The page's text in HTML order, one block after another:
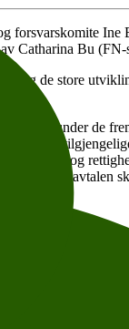
forsvarskomite
Catharina Bu (FN-
seg de store
beina under de
og
normer og
og Parisavtalen
i
plass. Catharina